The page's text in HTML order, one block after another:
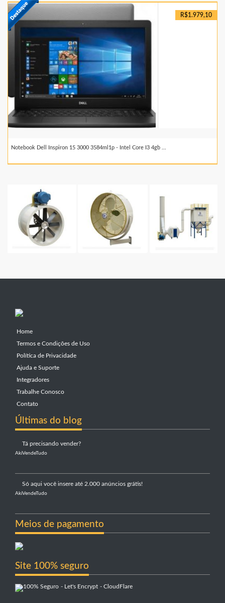
R$1.979,10
Notebook Dell Inspiron 15 3000 3584ml1p - Intel Core I3 4gb ...
Home
Termos e Condições de Uso
Política de Privacidade
Ajuda e Suporte
Integradores
Trabalhe Conosco
Contato
Últimas do blog
Tá precisando vender?
AkiVendeTudo
Só aqui você insere até 2.000 anúncios grátis!
AkiVendeTudo
Meios de pagamento
Site 100% seguro